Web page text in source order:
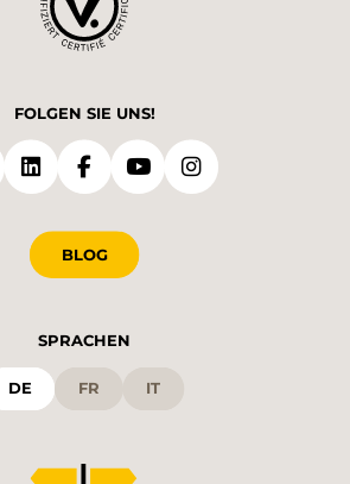
FOLGEN SIE UNS!
BLOG
SPRACHEN
DE FR IT